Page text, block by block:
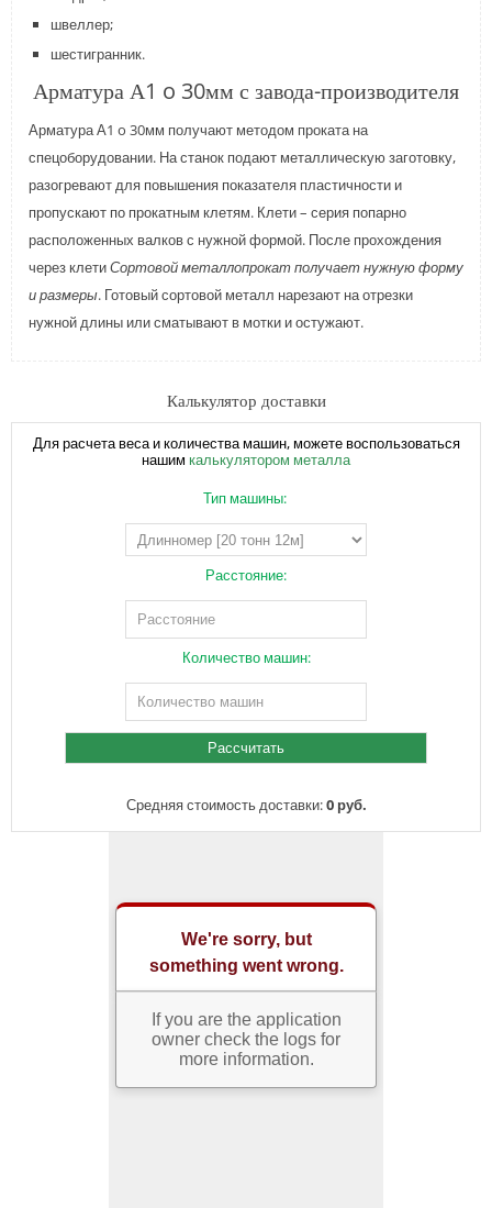
швеллер;
шестигранник.
Арматура А1 o 30мм с завода-производителя
Арматура А1 o 30мм получают методом проката на
спецоборудовании. На станок подают металлическую заготовку,
разогревают для повышения показателя пластичности и
пропускают по прокатным клетям. Клети – серия попарно
расположенных валков с нужной формой. После прохождения
через клетиСортовой металлопрокат получает нужную форму
и размеры. Готовый сортовой металл нарезают на отрезки
нужной длины или сматывают в мотки и остужают.
Калькулятор доставки
Для расчета веса и количества машин, можете воспользоваться
нашим калькулятором металла
Тип машины:
Расстояние:
Количество машин:
Средняя стоимость доставки:0 руб.